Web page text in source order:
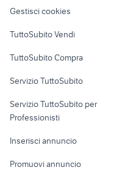
Informatica
Console e
Gestisci cookies
TuttoSubito Vendi
TuttoSubito Compra
Servizio TuttoSubito
Servizio TuttoSubito per
Professionisti
Inserisci annuncio
Promuovi annuncio